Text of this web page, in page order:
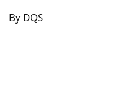
By DQS